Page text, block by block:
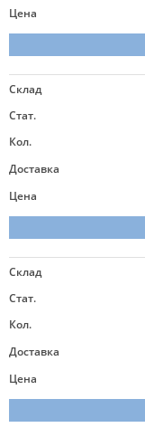
Цена
Склад
Стат.
Кол.
Доставка
Цена
Склад
Стат.
Кол.
Доставка
Цена